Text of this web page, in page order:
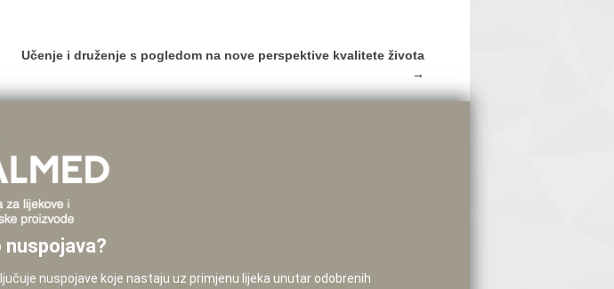
Učenje i druženje s pogledom na nove perspektive kvalitete života
→
nuspojave koje nastaju uz primjenu lijeka unutar odobrenih